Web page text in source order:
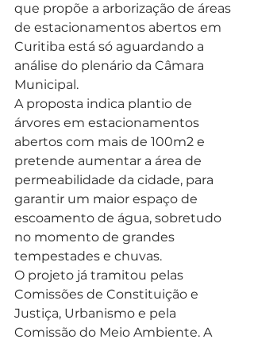
que propõe a arborização de áreas
de estacionamentos abertos em
Curitiba está só aguardando a
análise do plenário da Câmara
Municipal.
A proposta indica plantio de
árvores em estacionamentos
abertos com mais de 100m2 e
pretende aumentar a área de
permeabilidade da cidade, para
garantir um maior espaço de
escoamento de água, sobretudo
no momento de grandes
tempestades e chuvas.
O projeto já tramitou pelas
Comissões de Constituição e
Justiça, Urbanismo e pela
Comissão do Meio Ambiente. A